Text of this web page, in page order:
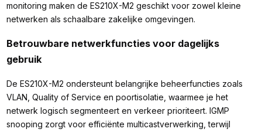
monitoring maken de ES210X-M2 geschikt voor zowel kleine
netwerken als schaalbare zakelijke omgevingen.
Betrouwbare netwerkfuncties voor dagelijks
gebruik
De ES210X-M2 ondersteunt belangrijke beheerfuncties zoals
VLAN, Quality of Service en poortisolatie, waarmee je het
netwerk logisch segmenteert en verkeer prioriteert. IGMP
snooping zorgt voor efficiënte multicastverwerking, terwijl